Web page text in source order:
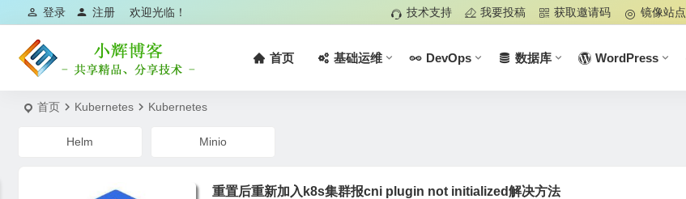
欢迎光临！
登录 注册 技术支持 我要投稿 获取邀请码 镜像站点
首页 基础运维 DevOps 数据库 WordPress
首页 Kubernetes Kubernetes
Helm Minio
重置后重新加入k8s集群报cni plugin not initialized解决方法